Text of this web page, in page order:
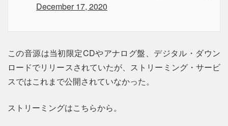
December 17, 2020
この音源は当初限定CDやアナログ盤、デジタル・ダウン
ロードでリリースされていたが、ストリーミング・サービ
スではこれまで公開されていなかった。
ストリーミングはこちらから。